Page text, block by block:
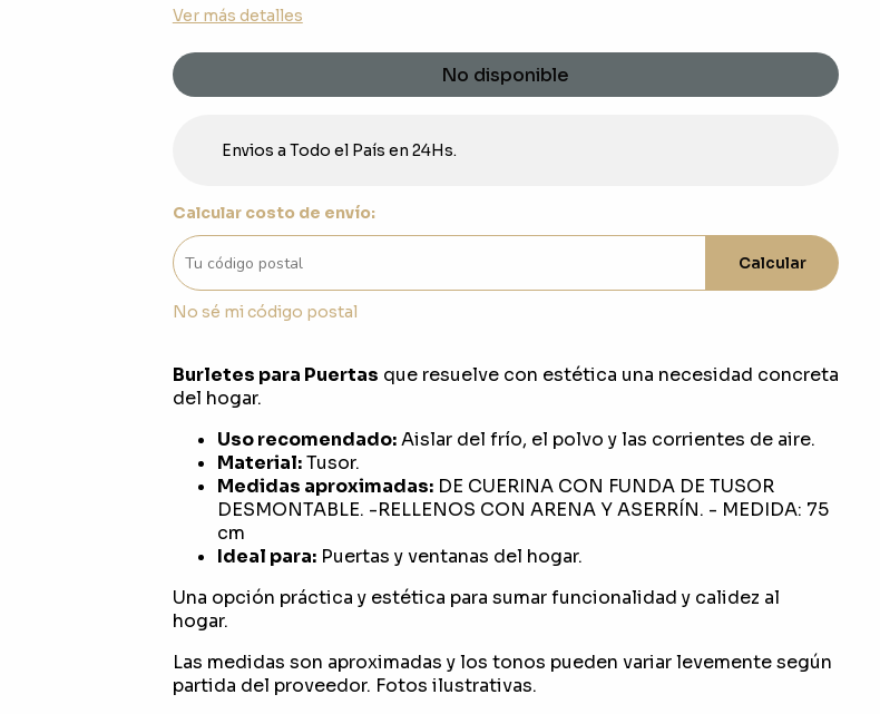
Ver más detalles
No disponible
Envios a Todo el País en 24Hs.
Calcular costo de envío:
Calcular
No sé mi código postal
Burletes para Puertas que resuelve con estética una necesidad concreta
del hogar.
Uso recomendado:Aislar del frío, el polvo y las corrientes de aire.
Material:Tusor.
Medidas aproximadas:DE CUERINA CON FUNDA DE TUSOR
DESMONTABLE. -RELLENOS CON ARENA Y ASERRÍN. - MEDIDA: 75
cm
Ideal para:Puertas y ventanas del hogar.
Una opción práctica y estética para sumar funcionalidad y calidez al
hogar.
Las medidas son aproximadas y los tonos pueden variar levemente según
partida del proveedor. Fotos ilustrativas.